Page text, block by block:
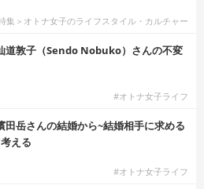
集＞オトナ女子のライフスタイル・カルチャー
道敦子（Sendo Nobuko）さんの不変
#オトナ女子ライフ
田岳さんの結婚から~結婚相手に求める
える
#オトナ女子ライフ